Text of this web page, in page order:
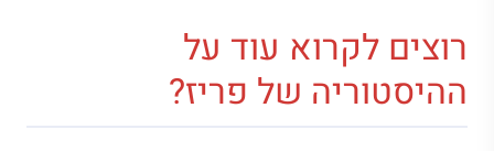
רוצים לקרוא עוד על
ההיסטוריה של פריז?